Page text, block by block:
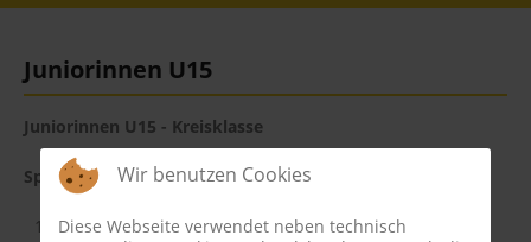
Fußball
Tennis
Tischtennis
Juniorinnen U15
Juniorinnen U15 - Kreisklasse
Spielerinnen:
Jule Schröder
Wir benutzen Cookies
Diese Webseite verwendet neben technisch